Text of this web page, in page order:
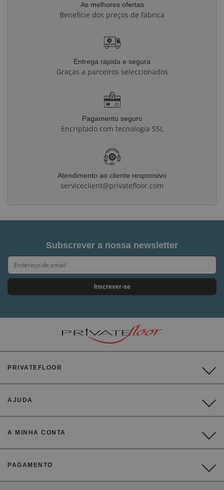
As melhores ofertas
Beneficie dos preços de fábrica
Entrega rápida e segura
Graças a parceiros seleccionados
Pagamento seguro
Encriptado com tecnologia SSL
Atendimento ao cliente responsivo
serviceclient@privatefloor.com
Subscrever a nossa newsletter
Inscrever-se
PRIVATEFLOOR
AJUDA
A MINHA CONTA
PAGAMENTO